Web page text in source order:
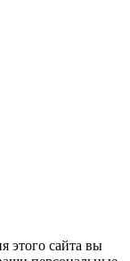
этого сайта вы